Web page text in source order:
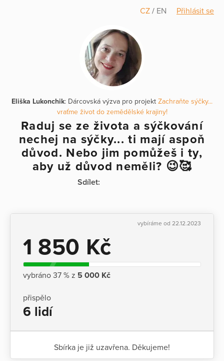
CZ / EN Přihlásit se
Eliška Lukonchik: Dárcovská výzva pro projekt Zachraňte sýčky...
vraťme život do zemědělské krajiny!
Raduj se ze života a sýčkování
nechej na sýčky... ti mají aspoň
důvod. Nebo jim pomůžeš i ty,
aby už důvod neměli? 😉🥰
Sdílet:
vybíráme od 22.12.2023
1 850 Kč
vybráno 37 % z 5 000 Kč
přispělo
6 lidí
Sbírka je již uzavřena. Děkujeme!